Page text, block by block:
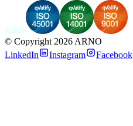
© Copyright 2026 ARNO
LinkedIn
Instagram Facebook